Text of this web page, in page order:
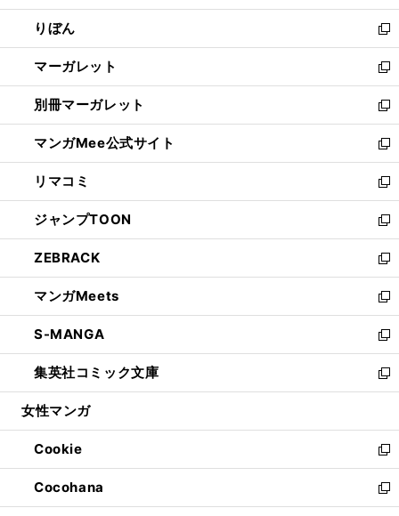
開
く
ウ
で
開
く
ン
ド
ウ
で
開
く
ウ
ィ
ン
ド
ウ
で
開
く
りぼん
新
し
い
ウ
ィ
ン
ド
ウ
で
開
く
マーガレット
新
し
い
ウ
ィ
ン
ド
ウ
で
開
く
別冊マーガレット
新
し
い
ウ
ィ
ン
ド
ウ
で
開
く
マンガMee公式サイト
新
し
い
ウ
ィ
ン
ド
ウ
で
開
く
リマコミ
新
し
い
ウ
ィ
ン
ド
ウ
で
開
く
ジャンプTOON
新
し
い
ウ
ィ
ン
ド
ウ
で
開
ZEBRACK
新
し
い
ウ
ィ
ン
ド
ウ
開
く
マンガMeets
新
し
い
ウ
ィ
ン
ウ
で
開
く
S-MANGA
新
し
い
ウ
ン
ド
ウ
で
開
集英社コミック文庫
新
し
ウ
ィ
ン
ド
ウ
女性マンガ
Cookie
新
し
い
ウ
Cocohana
新
し